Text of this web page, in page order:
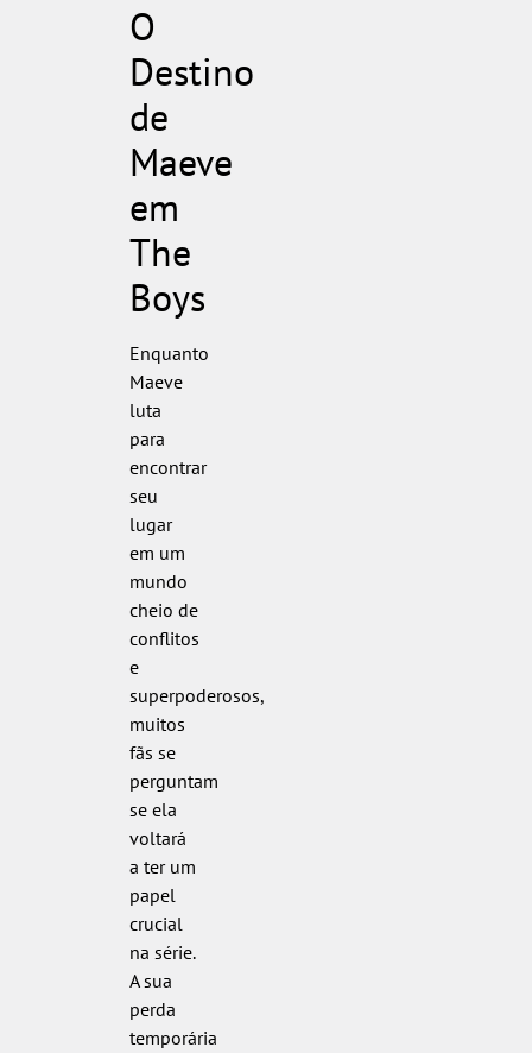
O
Destino
de
Maeve
em
The
Boys
Enquanto
Maeve
luta
para
encontrar
seu
lugar
em um
mundo
cheio de
conflitos
e
superpoderosos,
muitos
fãs se
perguntam
se ela
voltará
a ter um
papel
crucial
na série.
A sua
perda
temporária